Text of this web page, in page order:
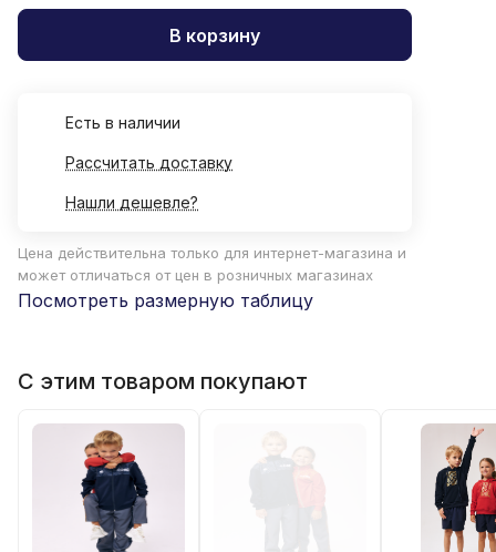
В корзину
Есть в наличии
Рассчитать доставку
Нашли дешевле?
Цена действительна только для интернет-магазина и
может отличаться от цен в розничных магазинах
Посмотреть размерную таблицу
С этим товаром покупают